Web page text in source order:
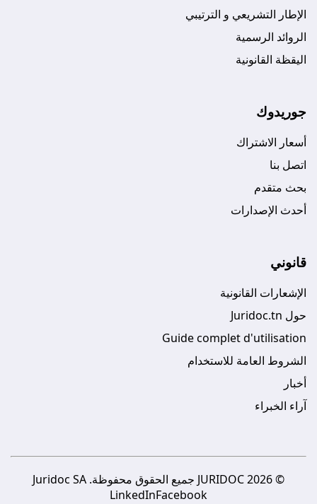
الإطار التشريعي و الترتيبي
الروائد الرسمية
اليقظة القانونية
جوريدوك
أسعار الاشتراك
اتصل بنا
بحث متقدم
أحدث الإصدارات
قانوني
الإشعارات القانونية
حول Juridoc.tn
Guide complet d'utilisation
الشروط العامة للاستخدام
أخبار
آراء الخبراء
© 2026 JURIDOC جميع الحقوق محفوظة. Juridoc SA
Facebook
LinkedIn